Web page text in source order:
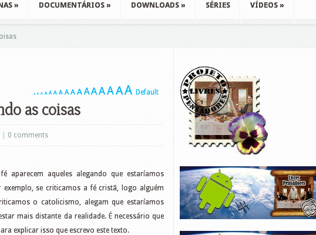
» DOCUMENTÁRIOS » DOWNLOADS » SÉRIES VÍDEOS »
A A A A A A A A A A AAAAAAA Default
as coisas
0 comments
aparecem aqueles alegando que estaríamos
exemplo, se criticamos a fé cristã, logo alguém
o catolicismo, alegam que estaríamos
mais distante da realidade. É necessário que
explicar isso que escrevo este texto.